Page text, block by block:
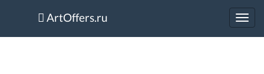
ArtOffers.ru